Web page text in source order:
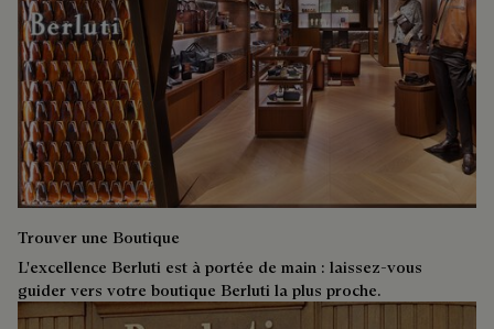
Trouver une Boutique
L'excellence Berluti est à portée de main : laissez-vous
guider vers votre boutique Berluti la plus proche.